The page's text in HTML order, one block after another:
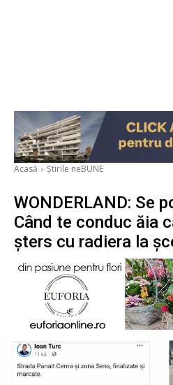
Acasă Știrile neBUNE
WONDERLAND: Se
Când te conduc ăia
șters cu radiera la